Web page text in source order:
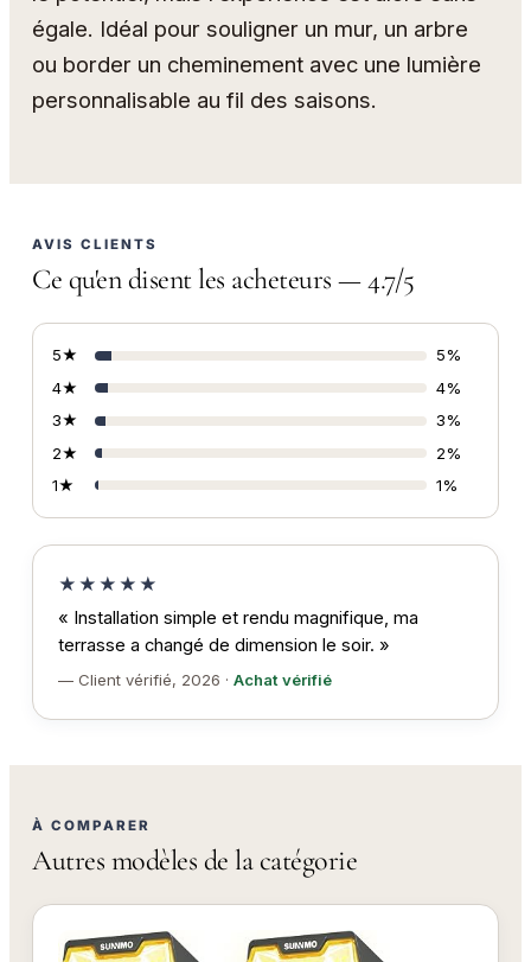
égale. Idéal pour souligner un mur, un arbre
ou border un cheminement avec une lumière
personnalisable au fil des saisons.
AVIS CLIENTS
Ce qu'en disent les acheteurs — 4.7/5
5★
5%
4★
4%
3★
3%
2★
2%
1★
1%
★★★★★
« Installation simple et rendu magnifique, ma
terrasse a changé de dimension le soir. »
— Client vérifié, 2026 · Achat vérifié
À COMPARER
Autres modèles de la catégorie